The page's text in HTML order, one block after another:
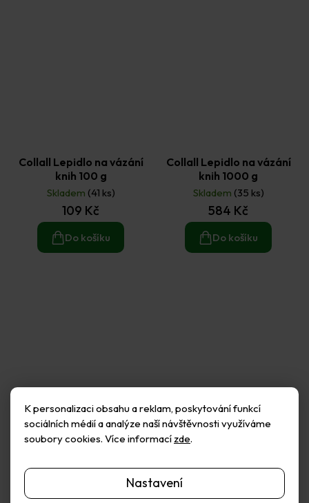
K personalizaci obsahu a reklam, poskytování funkcí
sociálních médií a analýze naší návštěvnosti využíváme
soubory cookies. Více informací zde.
Nastavení
Collall Lepidlo na vázání
knih 100 g
Skladem (41 ks)
109 Kč
Do košíku
Collall Lepidlo na vázání
knih 1000 g
Skladem (35 ks)
584 Kč
Do košíku